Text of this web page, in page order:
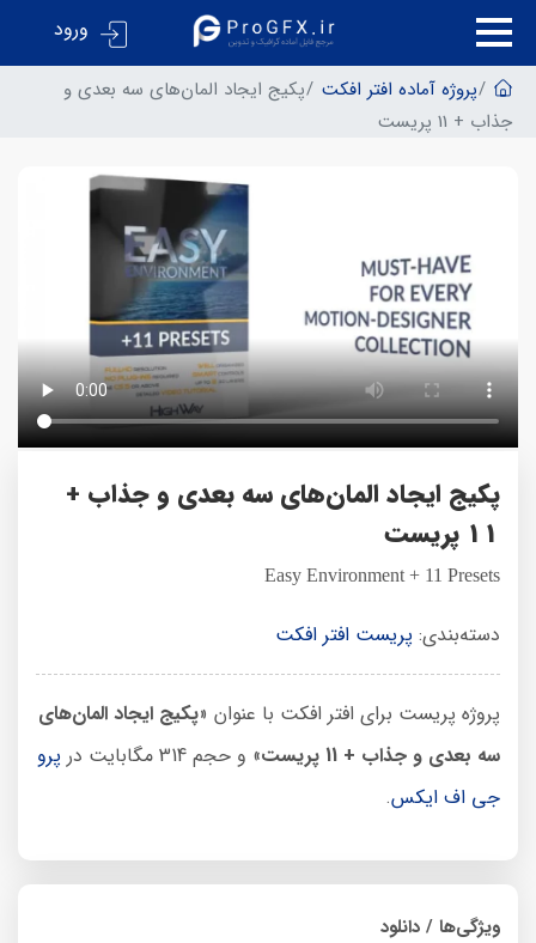
ورود
پروژه آماده افتر افکت
پکیج ایجاد المان‌های سه بعدی و
جذاب + 11 پریست
پکیج ایجاد المان‌های سه بعدی و جذاب +
11 پریست
Easy Environment + 11 Presets
دسته‌بندی: پریست افتر افکت
پروژه پریست برای افتر افکت با عنوان «پکیج ایجاد المان‌های
سه بعدی و جذاب + 11 پریست
» و حجم 314 مگابایت در
پرو
جی اف ایکس.
ویژگی‌ها / دانلود